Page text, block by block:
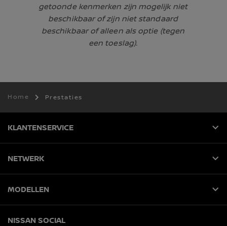
getoonde kenmerken zijn mogelijk niet
beschikbaar of zijn niet standaard
beschikbaar of alleen als optie (tegen
een toeslag).
Home Prestaties
KLANTENSERVICE
NETWERK
MODELLEN
NISSAN SOCIAL